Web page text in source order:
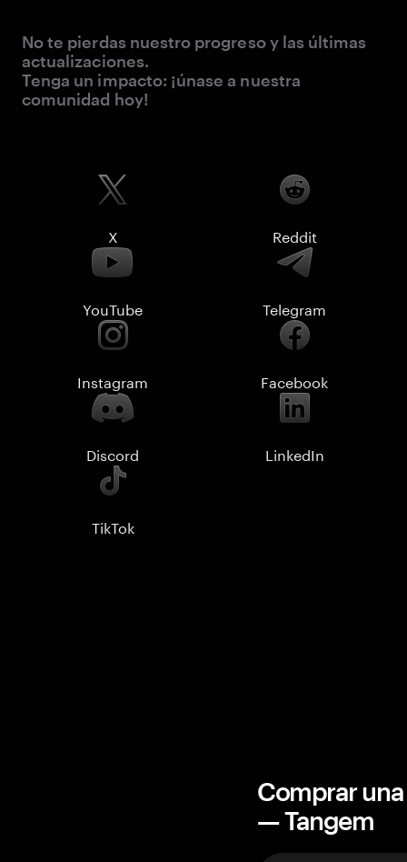
No te pierdas nuestro progreso y las últimas
actualizaciones.
Tenga un impacto: ¡únase a nuestra
comunidad hoy!
X Reddit
YouTube Telegram
Instagram Facebook
Discord LinkedIn
TikTok
Comprar
— Tangem